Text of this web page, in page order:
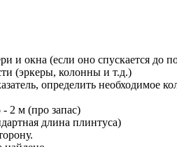
окна (если оно спускается до
(эркеры, колонны и т.д.)
определить необходимое
2 м (про запас)
длина плинтуса)